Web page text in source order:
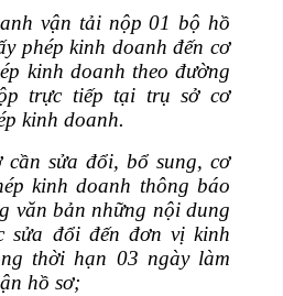
vận tải nộp 01 bộ hồ
phép kinh doanh đến cơ
kinh doanh theo đường
trực tiếp tại trụ sở cơ
kinh doanh.
cần sửa đổi, bổ sung, cơ
kinh doanh thông báo
văn bản những nội dung
sửa đổi đến đơn vị kinh
thời hạn 03 ngày làm
hồ sơ;